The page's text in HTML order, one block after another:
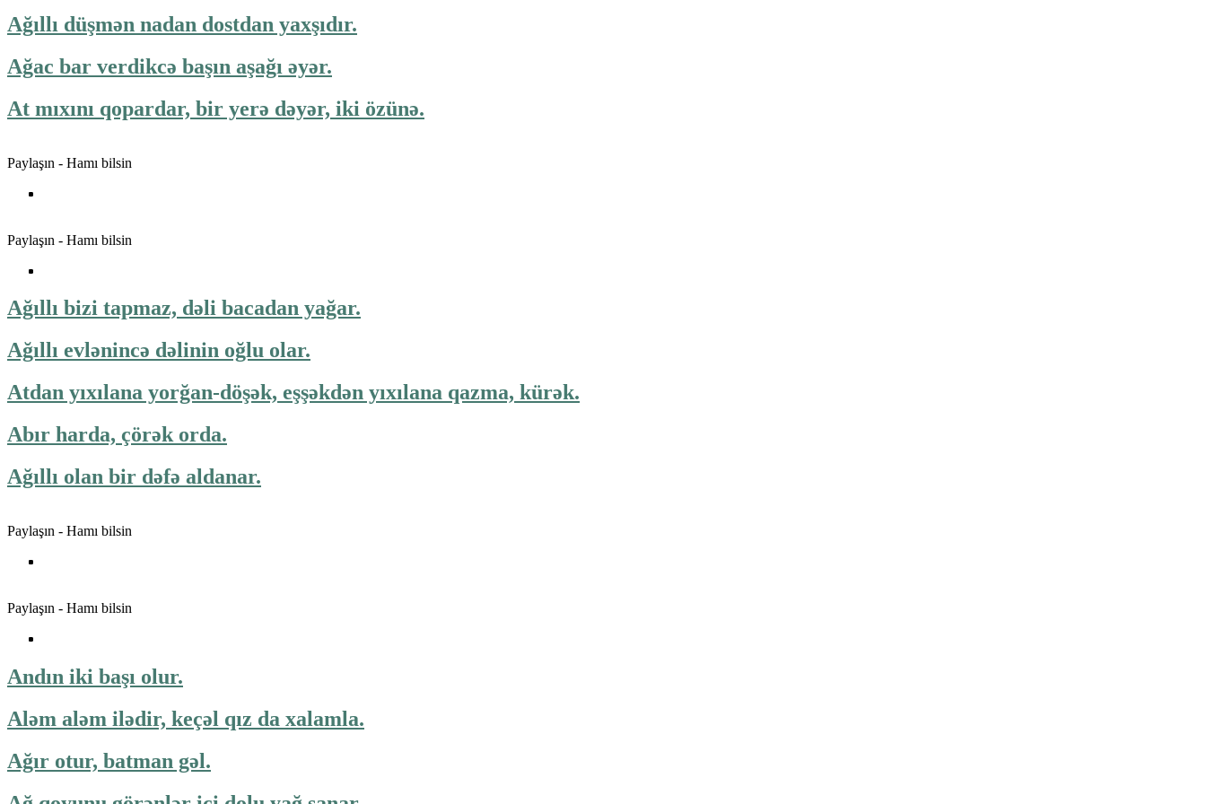
Ağıllı düşmən nadan dostdan yaxşıdır.
Ağac bar verdikcə başın aşağı əyər.
At mıxını qopardar, bir yerə dəyər, iki özünə.
Paylaşın - Hamı bilsin
Paylaşın - Hamı bilsin
Ağıllı bizi tapmaz, dəli bacadan yağar.
Ağıllı evlənincə dəlinin oğlu olar.
Atdan yıxılana yorğan-döşək, eşşəkdən yıxılana qazma, kürək.
Abır harda, çörək orda.
Ağıllı olan bir dəfə aldanar.
Paylaşın - Hamı bilsin
Paylaşın - Hamı bilsin
Andın iki başı olur.
Aləm aləm ilədir, keçəl qız da xalamla.
Ağır otur, batman gəl.